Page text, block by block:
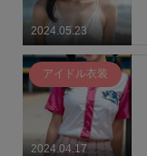
2024.05.23
2024.04.17
アイドル衣装